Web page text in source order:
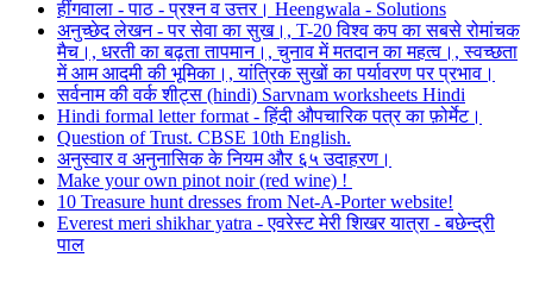
हींगवाला - पाठ - प्रश्न व उत्तर। Heengwala - Solutions
अनुच्छेद लेखन - पर सेवा का सुख।, T-20 विश्व कप का सबसे रोमांचक
मैच।, धरती का बढ़ता तापमान।, चुनाव में मतदान का महत्व।, स्वच्छता
में आम आदमी की भूमिका।, यांत्रिक सुखों का पर्यावरण पर प्रभाव।
सर्वनाम की वर्क शीट्स (hindi) Sarvnam worksheets Hindi
Hindi formal letter format - हिंदी औपचारिक पत्र का फ़ोर्मेट।
Question of Trust. CBSE 10th English.
अनुस्वार व अनुनासिक के नियम और ६५ उदाहरण।
Make your own pinot noir (red wine) !
10 Treasure hunt dresses from Net-A-Porter website!
Everest meri shikhar yatra - एवरेस्ट मेरी शिखर यात्रा - बछेन्द्री
पाल